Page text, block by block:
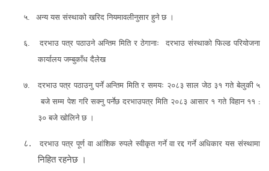
५. अन्य यस संस्थाको खरिद नियमावलीनुसार हुने छ ।
६. दरभाउ पत्र पठाउने अन्तिम मिति र ठेगानाः दरभाउ संस्थाको फिल्ड परियोजना
कार्यालय जम्बुकाँध दैलेख
७. दरभाउ पत्र पठाउनु पर्ने अन्तिम मिति र समयः २०८३साल जेठ ३१ गते बेलुकी ५
बजे सम्म पेश गरि सक्नु पर्नेछ दरभाउपत्र मिति २०८३ आसार १गते विहान ११ :
३० बजे खोलिने छ ।
८. दरभाउ पत्र पूर्ण वा आंशिक रुपले स्वीकृत गर्ने वा रद्द गर्ने अधिकार यस संस्थामा
निहित रहनेछ ।